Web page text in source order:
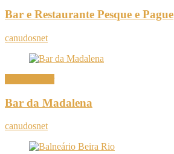
Bar e Restaurante Pesque e Pague
canudosnet
Bar da Madalena
canudosnet